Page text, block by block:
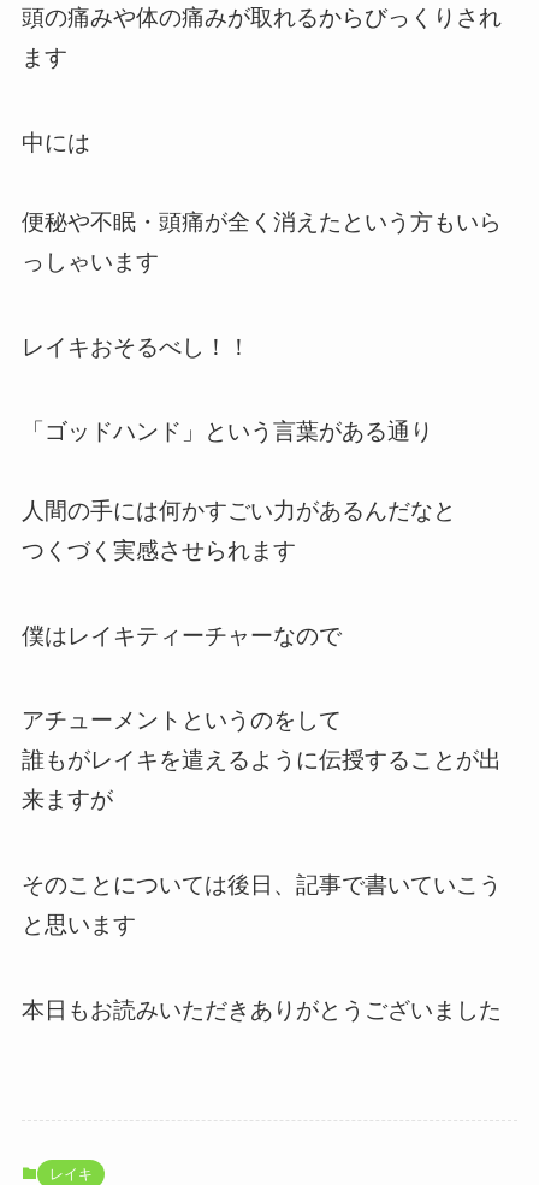
頭の痛みや体の痛みが取れるからびっくりされ
ます
中には
便秘や不眠・頭痛が全く消えたという方もいら
っしゃいます
レイキおそるべし！！
「ゴッドハンド」という言葉がある通り
人間の手には何かすごい力があるんだなと
つくづく実感させられます
僕はレイキティーチャーなので
アチューメントというのをして
誰もがレイキを遣えるように伝授することが出
来ますが
そのことについては後日、記事で書いていこう
と思います
本日もお読みいただきありがとうございました
レイキ